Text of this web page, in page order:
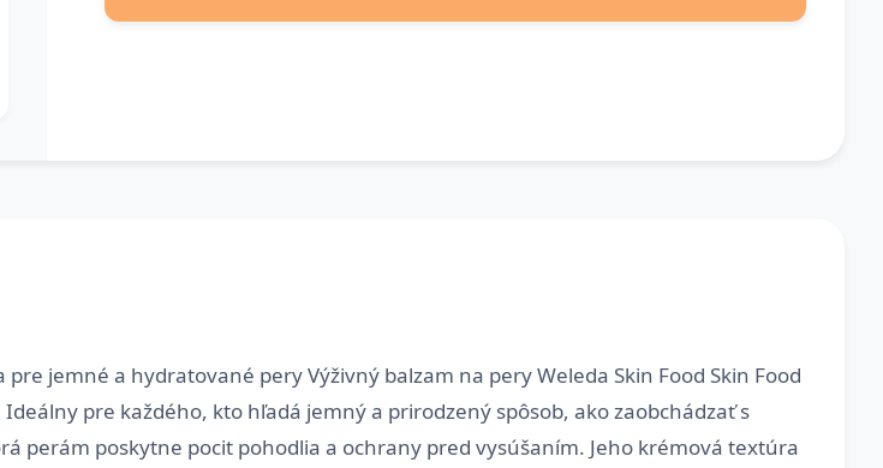
jemné a hydratované pery Výživný balzam na pery Weleda Skin Food Skin Food
pre každého, kto hľadá jemný a prirodzený spôsob, ako zaobchádzať s
perám poskytne pocit pohodlia a ochrany pred vysúšaním. Jeho krémová textúra